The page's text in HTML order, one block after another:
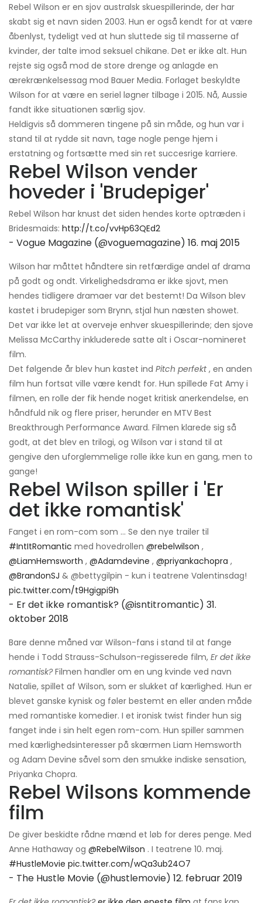
Rebel Wilson er en sjov australsk skuespillerinde, der har
skabt sig et navn siden 2003. Hun er også kendt for at være
åbenlyst, tydeligt ved at hun sluttede sig til masserne af
kvinder, der talte imod seksuel chikane. Det er ikke alt. Hun
rejste sig også mod de store drenge og anlagde en
ærekrænkelsessag mod Bauer Media. Forlaget beskyldte
Wilson for at være en seriel løgner tilbage i 2015. Nå, Aussie
fandt ikke situationen særlig sjov.
Heldigvis så dommeren tingene på sin måde, og hun var i
stand til at rydde sit navn, tage nogle penge hjem i
erstatning og fortsætte med sin ret succesrige karriere.
Rebel Wilson vender
hoveder i 'Brudepiger'
Rebel Wilson har knust det siden hendes korte optræden i
Bridesmaids: http://t.co/vvHp63QEd2
- Vogue Magazine (@voguemagazine) 16. maj 2015
Wilson har måttet håndtere sin retfærdige andel af drama
på godt og ondt. Virkelighedsdrama er ikke sjovt, men
hendes tidligere dramaer var det bestemt! Da Wilson blev
kastet i brudepiger som Brynn, stjal hun næsten showet.
Det var ikke let at overveje enhver skuespillerinde; den sjove
Melissa McCarthy inkluderede satte alt i Oscar-nomineret
film.
Det følgende år blev hun kastet ind Pitch perfekt, en anden
film hun fortsat ville være kendt for. Hun spillede Fat Amy i
filmen, en rolle der fik hende noget kritisk anerkendelse, en
håndfuld nik og flere priser, herunder en MTV Best
Breakthrough Performance Award. Filmen klarede sig så
godt, at det blev en trilogi, og Wilson var i stand til at
gengive den uforglemmelige rolle ikke kun en gang, men to
gange!
Rebel Wilson spiller i 'Er
det ikke romantisk'
Fanget i en rom-com som ... Se den nye trailer til
#IntItRomantic med hovedrollen @rebelwilson ,
@LiamHemsworth , @Adamdevine , @priyankachopra ,
@BrandonSJ & @bettygilpin - kun i teatrene Valentinsdag!
pic.twitter.com/t9Hgigpi9h
- Er det ikke romantisk? (@isntitromantic) 31.
oktober 2018
Bare denne måned var Wilson-fans i stand til at fange
hende i Todd Strauss-Schulson-regisserede film, Er det ikke
romantisk?Filmen handler om en ung kvinde ved navn
Natalie, spillet af Wilson, som er slukket af kærlighed. Hun er
blevet ganske kynisk og føler bestemt en eller anden måde
med romantiske komedier. I et ironisk twist finder hun sig
fanget inde i sin helt egen rom-com. Hun spiller sammen
med kærlighedsinteresser på skærmen Liam Hemsworth
og Adam Devine såvel som den smukke indiske sensation,
Priyanka Chopra.
Rebel Wilsons kommende
film
De giver beskidte rådne mænd et løb for deres penge. Med
Anne Hathaway og @RebelWilson . I teatrene 10. maj.
#HustleMovie pic.twitter.com/wQa3ub24O7
- The Hustle Movie (@hustlemovie) 12. februar 2019